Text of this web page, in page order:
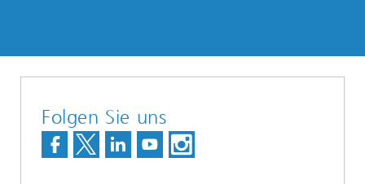
Folgen Sie uns